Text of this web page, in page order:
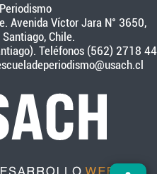
Avenida Víctor Jara N° 3650,
Chile.
Teléfonos (562) 2718 44